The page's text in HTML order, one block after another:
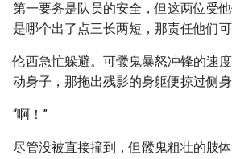
第一要务是队员的安全，但这两位受
是哪个出了点三长两短，那责任他们可
伦西急忙躲避。可髅鬼暴怒冲锋的速
动身子，那拖出残影的身躯便掠过侧身
“啊！”
尽管没被直接撞到，但髅鬼粗壮的肢